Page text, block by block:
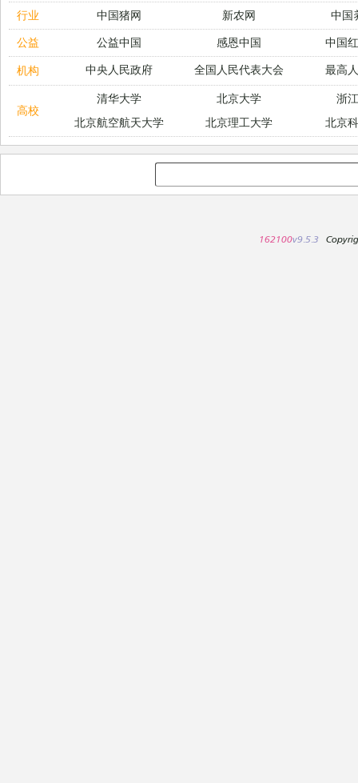
行业
中国猪网 新农网
中国
公益
公益中国 感恩中国 中国
机构 中央人民政府 全国人民代表大会 最高
高校
清华大学 北京大学
浙
北京航空航天大学
北京理工大学 北京
162100v9.5.3